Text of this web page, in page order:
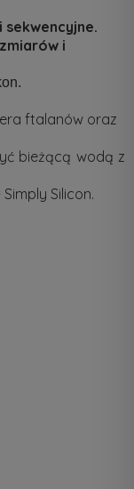
i
ftalanów oraz
bieżącą wodą z
Silicon.